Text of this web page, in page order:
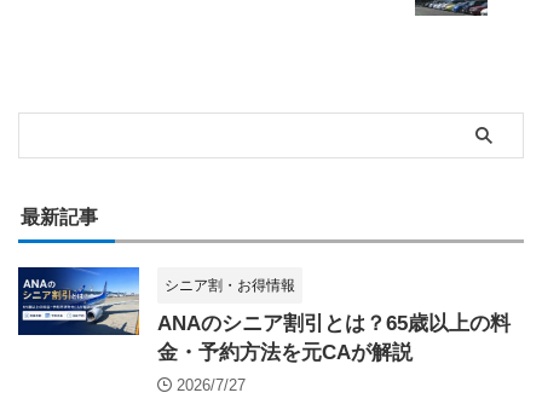
最新記事
シニア割・お得情報
ANAのシニア割引とは？65歳以上の料
金・予約方法を元CAが解説
2026/7/27